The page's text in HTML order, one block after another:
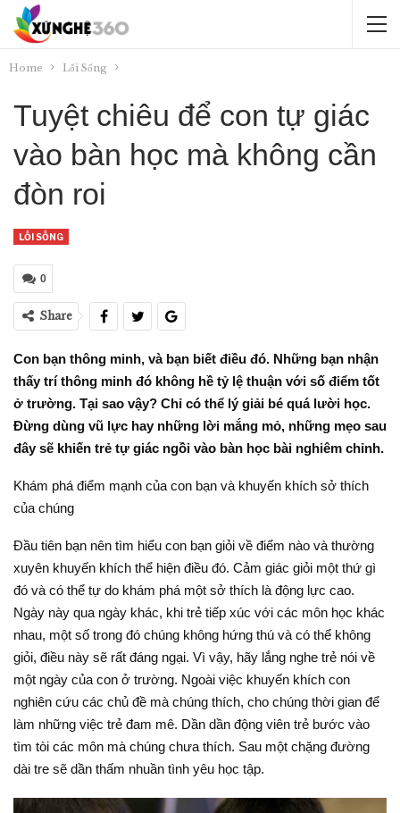
Home Lối Sống
Tuyệt chiêu để con tự giác
vào bàn học mà không cần
đòn roi
LỐI SỐNG
0
Share
Con bạn thông minh, và bạn biết điều đó. Những bạn nhận
thấy trí thông minh đó không hề tỷ lệ thuận với số điểm tốt
ở trường. Tại sao vậy? Chỉ có thể lý giải bé quá lười học.
Đừng dùng vũ lực hay những lời mắng mỏ, những mẹo sau
đây sẽ khiến trẻ tự giác ngồi vào bàn học bài nghiêm chỉnh.
Khám phá điểm mạnh của con bạn và khuyến khích sở thích
của chúng
Đầu tiên bạn nên tìm hiểu con bạn giỏi về điểm nào và thường
xuyên khuyến khích thể hiện điều đó. Cảm giác giỏi một thứ gì
đó và có thể tự do khám phá một sở thích là động lực cao.
Ngày này qua ngày khác, khi trẻ tiếp xúc với các môn học khác
nhau, một số trong đó chúng không hứng thú và có thể không
giỏi, điều này sẽ rất đáng ngại. Vì vậy, hãy lắng nghe trẻ nói về
một ngày của con ở trường. Ngoài việc khuyến khích con
nghiên cứu các chủ đề mà chúng thích, cho chúng thời gian để
làm những việc trẻ đam mê. Dần dần động viên trẻ bước vào
tìm tòi các môn mà chúng chưa thích. Sau một chặng đường
dài tre sẽ dần thấm nhuần tình yêu học tập.